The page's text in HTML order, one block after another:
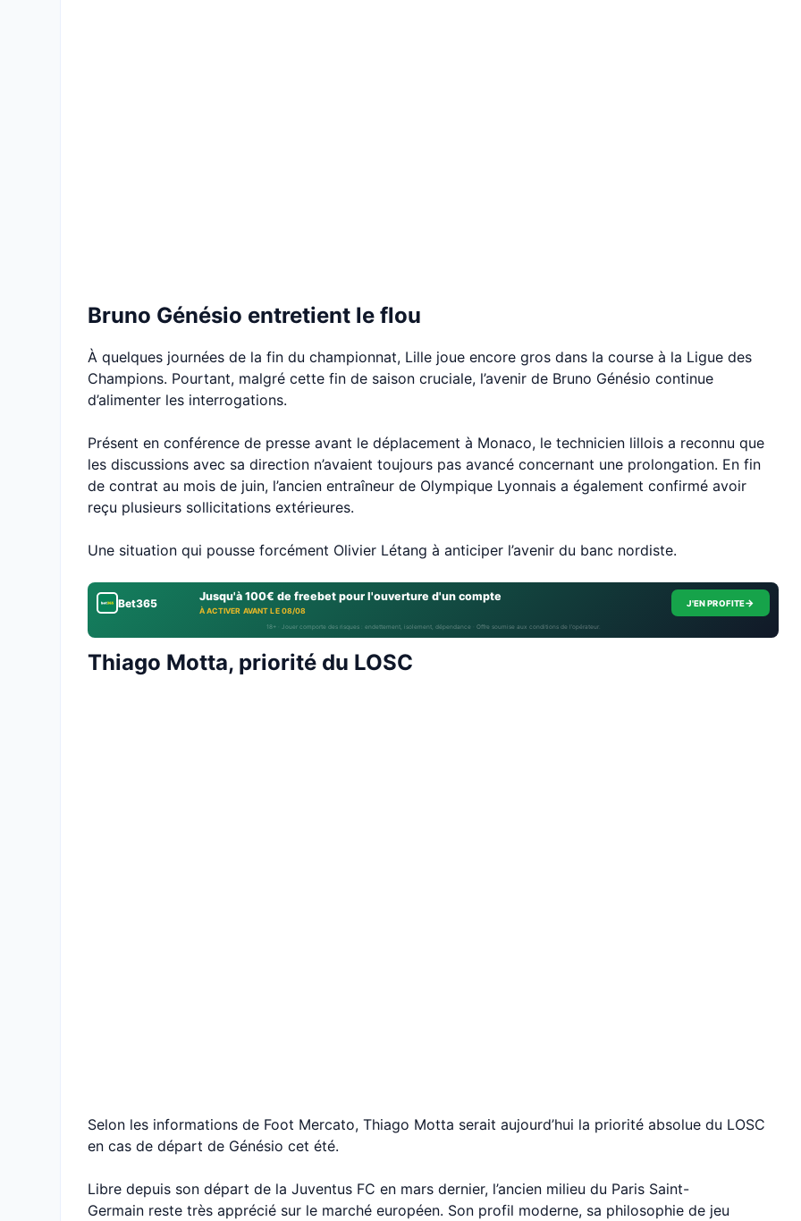
Bruno Génésio entretient le flou
À quelques journées de la fin du championnat, Lille joue encore gros dans la course à la Ligue des
Champions. Pourtant, malgré cette fin de saison cruciale, l’avenir de Bruno Génésio continue
d’alimenter les interrogations.
Présent en conférence de presse avant le déplacement à Monaco, le technicien lillois a reconnu que
les discussions avec sa direction n’avaient toujours pas avancé concernant une prolongation. En fin
de contrat au mois de juin, l’ancien entraîneur de Olympique Lyonnais a également confirmé avoir
reçu plusieurs sollicitations extérieures.
Une situation qui pousse forcément Olivier Létang à anticiper l’avenir du banc nordiste.
Bet365 Jusqu'à 100€ de freebet pour l'ouverture d'un compte
À ACTIVER AVANT LE 08/08
J'EN PROFITE→
18+ · Jouer comporte des risques : endettement, isolement, dépendance · Offre soumise aux conditions de l’opérateur.
Thiago Motta, priorité du LOSC
Selon les informations de Foot Mercato, Thiago Motta serait aujourd’hui la priorité absolue du LOSC
en cas de départ de Génésio cet été.
Libre depuis son départ de la Juventus FC en mars dernier, l’ancien milieu du Paris Saint-
Germain reste très apprécié sur le marché européen. Son profil moderne, sa philosophie de jeu